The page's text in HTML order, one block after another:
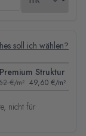
soll ich wählen?
Premium Struktur
€/m² 49,60 €/m²
nicht für